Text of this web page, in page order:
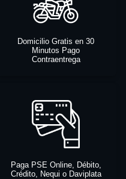
Domicilio Gratis en 30
Minutos Pago
Contraentrega
Paga PSE Online, Débito,
Crédito, Nequi o Daviplata